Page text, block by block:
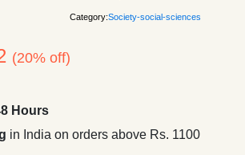
Category:Society-social-sciences
(20% off)
Hours
in India on orders above Rs. 1100